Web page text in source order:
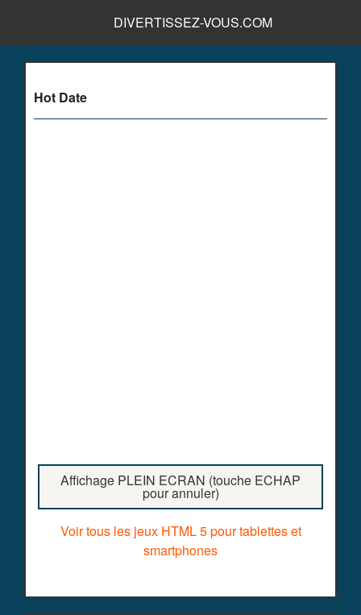
DIVERTISSEZ-VOUS.COM
Hot Date
Affichage PLEIN ECRAN (touche ECHAP
pour annuler)
Voir tous les jeux HTML 5 pour tablettes et
smartphones